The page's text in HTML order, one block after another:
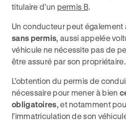
titulaire d’un permis B.
Un conducteur peut également
sans permis, aussi appelée
véhicule ne nécessite pas de
être assuré par son propriétaire.
L’obtention du permis de
nécessaire pour mener à bien
obligatoires, et notamment
l’immatriculation de son